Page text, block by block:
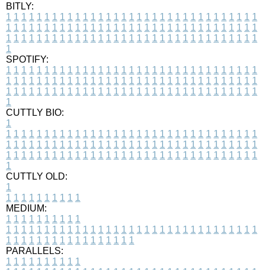
BITLY:
1 1 1 1 1 1 1 1 1 1 1 1 1 1 1 1 1 1 1 1 1 1 1 1 1 1 1 1 1 1 1 1 1
1 1 1 1 1 1 1 1 1 1 1 1 1 1 1 1 1 1 1 1 1 1 1 1 1 1 1 1 1 1 1 1 1
1 1 1 1 1 1 1 1 1 1 1 1 1 1 1 1 1 1 1 1 1 1 1 1 1 1 1 1 1 1 1 1 1
1
SPOTIFY:
1 1 1 1 1 1 1 1 1 1 1 1 1 1 1 1 1 1 1 1 1 1 1 1 1 1 1 1 1 1 1 1 1
1 1 1 1 1 1 1 1 1 1 1 1 1 1 1 1 1 1 1 1 1 1 1 1 1 1 1 1 1 1 1 1 1
1 1 1 1 1 1 1 1 1 1 1 1 1 1 1 1 1 1 1 1 1 1 1 1 1 1 1 1 1 1 1 1 1
1
CUTTLY BIO:
1
1 1 1 1 1 1 1 1 1 1 1 1 1 1 1 1 1 1 1 1 1 1 1 1 1 1 1 1 1 1 1 1 1
1 1 1 1 1 1 1 1 1 1 1 1 1 1 1 1 1 1 1 1 1 1 1 1 1 1 1 1 1 1 1 1 1
1 1 1 1 1 1 1 1 1 1 1 1 1 1 1 1 1 1 1 1 1 1 1 1 1 1 1 1 1 1 1 1 1
1
CUTTLY OLD:
1
1 1 1 1 1 1 1 1 1 1
MEDIUM:
1 1 1 1 1 1 1 1 1 1
1 1 1 1 1 1 1 1 1 1 1 1 1 1 1 1 1 1 1 1 1 1 1 1 1 1 1 1 1 1 1 1 1
1 1 1 1 1 1 1 1 1 1 1 1 1 1 1 1 1
PARALLELS:
1 1 1 1 1 1 1 1 1 1